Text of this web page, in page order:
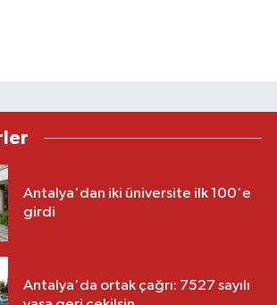
Antalya'dan iki üniversite ilk 100'e
girdi
Antalya'da ortak çağrı: 7527 sayılı